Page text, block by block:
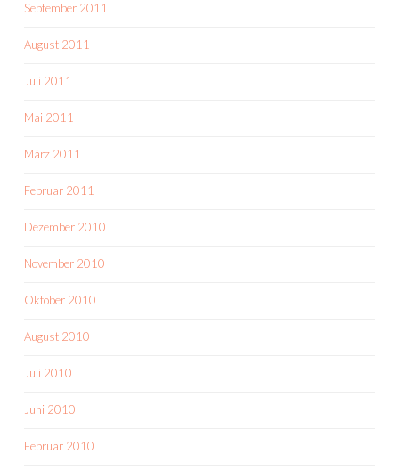
September 2011
August 2011
Juli 2011
Mai 2011
März 2011
Februar 2011
Dezember 2010
November 2010
Oktober 2010
August 2010
Juli 2010
Juni 2010
Februar 2010